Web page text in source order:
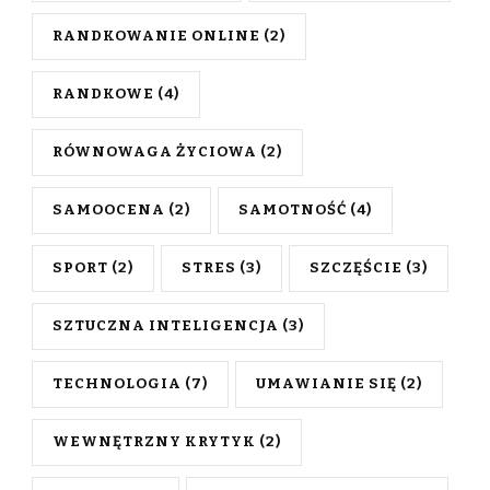
RANDKOWANIE ONLINE (2)
RANDKOWE (4)
RÓWNOWAGA ŻYCIOWA (2)
SAMOOCENA (2) SAMOTNOŚĆ (4)
SPORT (2) STRES (3) SZCZĘŚCIE (3)
SZTUCZNA INTELIGENCJA (3)
TECHNOLOGIA (7) UMAWIANIE SIĘ (2)
WEWNĘTRZNY KRYTYK (2)